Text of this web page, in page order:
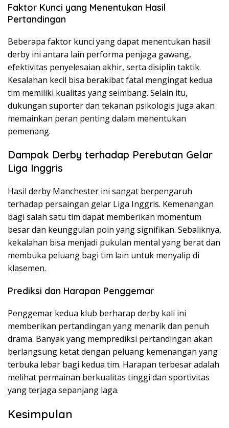
Faktor Kunci yang Menentukan Hasil
Pertandingan
Beberapa faktor kunci yang dapat menentukan hasil
derby ini antara lain performa penjaga gawang,
efektivitas penyelesaian akhir, serta disiplin taktik.
Kesalahan kecil bisa berakibat fatal mengingat kedua
tim memiliki kualitas yang seimbang. Selain itu,
dukungan suporter dan tekanan psikologis juga akan
memainkan peran penting dalam menentukan
pemenang.
Dampak Derby terhadap Perebutan Gelar
Liga Inggris
Hasil derby Manchester ini sangat berpengaruh
terhadap persaingan gelar Liga Inggris. Kemenangan
bagi salah satu tim dapat memberikan momentum
besar dan keunggulan poin yang signifikan. Sebaliknya,
kekalahan bisa menjadi pukulan mental yang berat dan
membuka peluang bagi tim lain untuk menyalip di
klasemen.
Prediksi dan Harapan Penggemar
Penggemar kedua klub berharap derby kali ini
memberikan pertandingan yang menarik dan penuh
drama. Banyak yang memprediksi pertandingan akan
berlangsung ketat dengan peluang kemenangan yang
terbuka lebar bagi kedua tim. Harapan terbesar adalah
melihat permainan berkualitas tinggi dan sportivitas
yang terjaga sepanjang laga.
Kesimpulan